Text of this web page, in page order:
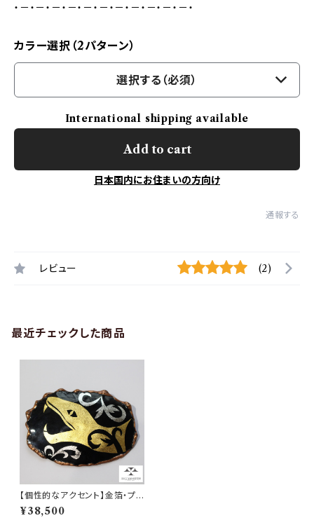
・－・－・－・－・－・－・－・－・－・－・－・
カラー選択（2パターン）
選択する（必須）
International shipping available
Add to cart
日本国内にお住まいの方向け
通報する
レビュー (2)
最近チェックした商品
【個性的なアクセント】金箔・プラ
チナ箔七宝 ヘビのブローチ
¥38,500